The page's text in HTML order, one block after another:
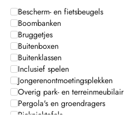
Bescherm- en fietsbeugels
Boombanken
Bruggetjes
Buitenboxen
Buitenklassen
Inclusief spelen
Jongerenontmoetingsplekken
Overig park- en terreinmeubilair
Pergola's en groendragers
Picknicktafels